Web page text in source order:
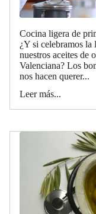
Cocina ligera de
¿Y si celebramos la
nuestros aceites de
Valenciana? Los
nos hacen querer...
Leer más...